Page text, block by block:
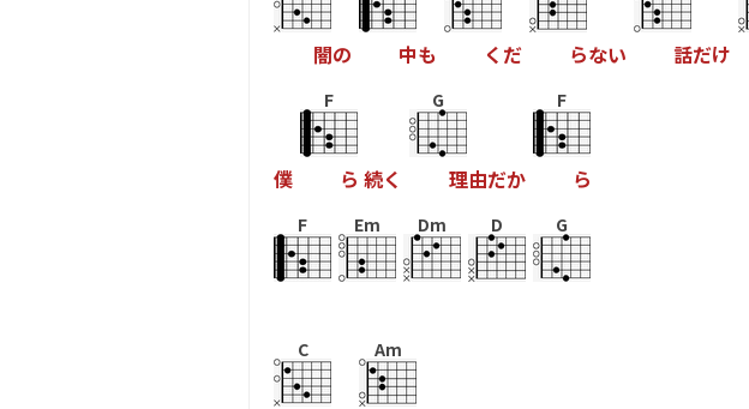
闇の 中も く だ らない 話だけ
僕
F
ら 続く
G
理由だか
F
ら
F Em Dm D G
C Am